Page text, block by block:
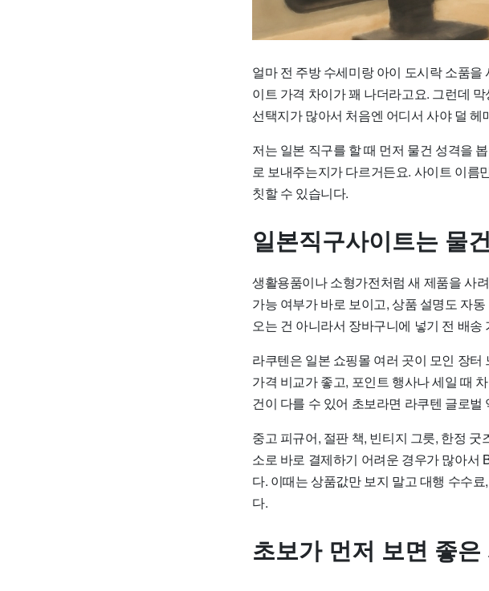
얼마 전 주방 수세미랑 아이 도시락 소품
이트 가격 차이가 꽤 나더라고요. 그런데
선택지가 많아서 처음엔 어디서 사야 덜 헤
저는 일본 직구를 할 때 먼저 물건 성격을
로 보내주는지가 다르거든요. 사이트 이름
칫할 수 있습니다.
일본직구사이트는 물
생활용품이나 소형가전처럼 새 제품을 사
가능 여부가 바로 보이고, 상품 설명도 자
오는 건 아니라서 장바구니에 넣기 전 배
라쿠텐은 일본 쇼핑몰 여러 곳이 모인 장
가격 비교가 좋고, 포인트 행사나 세일 때
건이 다를 수 있어 초보라면 라쿠텐 글로
중고 피규어, 절판 책, 빈티지 그릇, 한정
소로 바로 결제하기 어려운 경우가 많아서
다. 이때는 상품값만 보지 말고 대행 수수
다.
초보가 먼저 보면 좋은